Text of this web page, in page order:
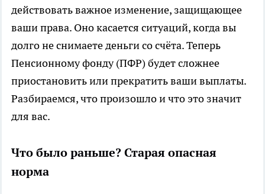
действовать важное изменение, защищающее
ваши права. Оно касается ситуаций, когда вы
долго не снимаете деньги со счёта. Теперь
Пенсионному фонду (ПФР) будет сложнее
приостановить или прекратить ваши выплаты.
Разбираемся, что произошло и что это значит
для вас.
Что было раньше? Старая опасная
норма